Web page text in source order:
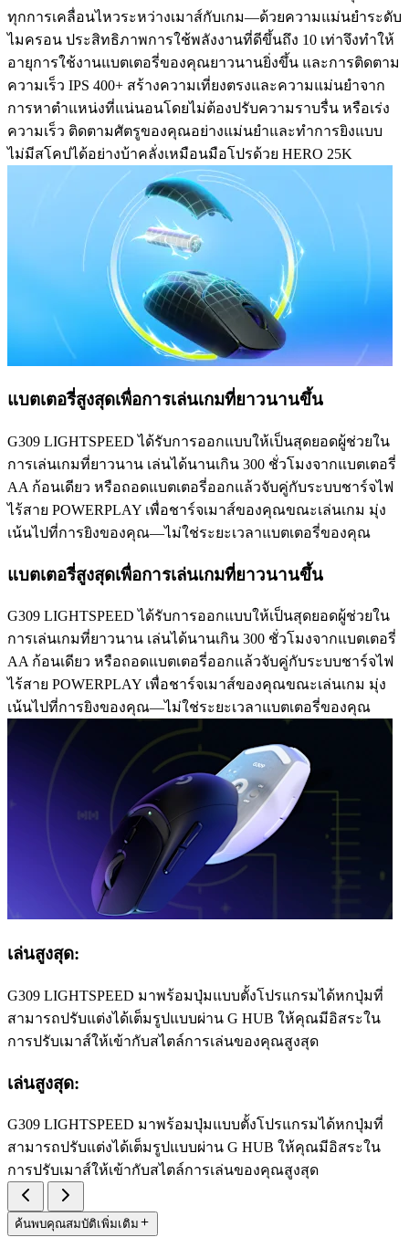
ทุกการเคลื่อนไหวระหว่างเมาส์กับเกม—ด้วยความแม่นยําระดับ
ไมครอน ประสิทธิภาพการใช้พลังงานที่ดีขึ้นถึง 10 เท่าจึงทําให้
อายุการใช้งานแบตเตอรี่ของคุณยาวนานยิ่งขึ้น และการติดตาม
ความเร็ว IPS 400+ สร้างความเที่ยงตรงและความแม่นยําจาก
การหาตำแหน่งที่แน่นอนโดยไม่ต้องปรับความราบรื่น หรือเร่ง
ความเร็ว ติดตามศัตรูของคุณอย่างแม่นยำและทำการยิงแบบ
ไม่มีสโคปได้อย่างบ้าคลั่งเหมือนมือโปรด้วย HERO 25K
แบตเตอรี่สูงสุดเพื่อการเล่นเกมที่ยาวนานขึ้น
G309 LIGHTSPEED ได้รับการออกแบบให้เป็นสุดยอดผู้ช่วยใน
การเล่นเกมที่ยาวนาน เล่นได้นานเกิน 300 ชั่วโมงจากแบตเตอรี่
AA ก้อนเดียว หรือถอดแบตเตอรี่ออกแล้วจับคู่กับระบบชาร์จไฟ
ไร้สาย POWERPLAY เพื่อชาร์จเมาส์ของคุณขณะเล่นเกม มุ่ง
เน้นไปที่การยิงของคุณ—ไม่ใช่ระยะเวลาแบตเตอรี่ของคุณ
แบตเตอรี่สูงสุดเพื่อการเล่นเกมที่ยาวนานขึ้น
G309 LIGHTSPEED ได้รับการออกแบบให้เป็นสุดยอดผู้ช่วยใน
การเล่นเกมที่ยาวนาน เล่นได้นานเกิน 300 ชั่วโมงจากแบตเตอรี่
AA ก้อนเดียว หรือถอดแบตเตอรี่ออกแล้วจับคู่กับระบบชาร์จไฟ
ไร้สาย POWERPLAY เพื่อชาร์จเมาส์ของคุณขณะเล่นเกม มุ่ง
เน้นไปที่การยิงของคุณ—ไม่ใช่ระยะเวลาแบตเตอรี่ของคุณ
เล่นสูงสุด:
G309 LIGHTSPEED มาพร้อมปุ่มแบบตั้งโปรแกรมได้หกปุ่มที่
สามารถปรับแต่งได้เต็มรูปแบบผ่าน G HUB ให้คุณมีอิสระใน
การปรับเมาส์ให้เข้ากับสไตล์การเล่นของคุณสูงสุด
เล่นสูงสุด:
G309 LIGHTSPEED มาพร้อมปุ่มแบบตั้งโปรแกรมได้หกปุ่มที่
สามารถปรับแต่งได้เต็มรูปแบบผ่าน G HUB ให้คุณมีอิสระใน
การปรับเมาส์ให้เข้ากับสไตล์การเล่นของคุณสูงสุด
ค้นพบคุณสมบัติเพิ่มเติม